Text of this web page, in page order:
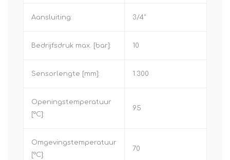
Aansluiting: 3/4"
Bedrijfsdruk max. [bar]: 10
Sensorlengte [mm]: 1.300
Openingstemperatuur
[°C]:
95
Omgevingstemperatuur
[°C]:
70